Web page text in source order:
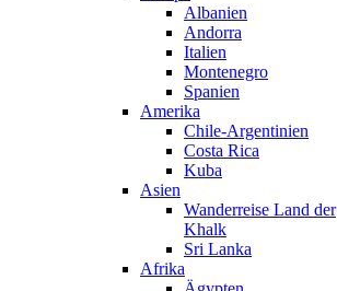
Albanien
Andorra
Italien
Montenegro
Spanien
Amerika
Chile-Argentinien
Costa Rica
Kuba
Asien
Wanderreise Land der
Khalk
Sri Lanka
Afrika